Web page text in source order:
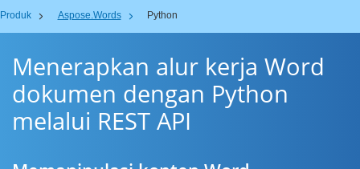
Produk Aspose.Words Python
Menerapkan alur kerja Word
dokumen dengan Python
melalui REST API